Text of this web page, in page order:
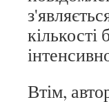
Втім,